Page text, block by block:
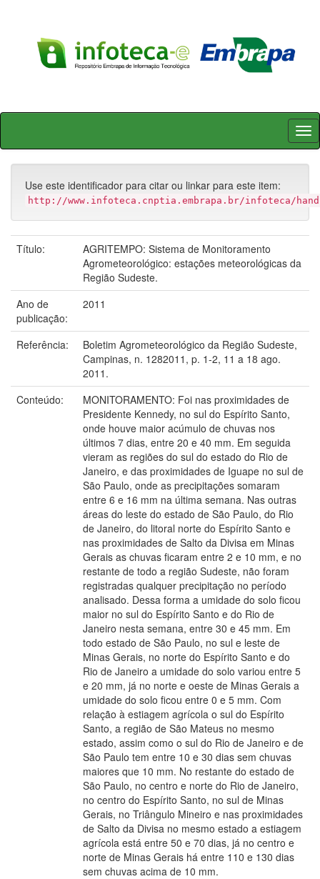
Skip
Use este identificador para citar ou linkar para este item:
http://www.infoteca.cnptia.embrapa.br/infoteca/
Título:
AGRITEMPO: Sistema de Monitoramento
Agrometeorológico: estações meteorológicas da
Região Sudeste.
Ano de
publicação:
2011
Referência:
Boletim Agrometeorológico da Região Sudeste,
Campinas, n. 1282011, p. 1-2, 11 a 18 ago.
2011.
Conteúdo:
MONITORAMENTO: Foi nas proximidades de
Presidente Kennedy, no sul do Espírito Santo,
onde houve maior acúmulo de chuvas nos
últimos 7 dias, entre 20 e 40 mm. Em seguida
vieram as regiões do sul do estado do Rio de
Janeiro, e das proximidades de Iguape no sul de
São Paulo, onde as precipitações somaram
entre 6 e 16 mm na última semana. Nas outras
áreas do leste do estado de São Paulo, do Rio
de Janeiro, do litoral norte do Espírito Santo e
nas proximidades de Salto da Divisa em Minas
Gerais as chuvas ficaram entre 2 e 10 mm, e no
restante de todo a região Sudeste, não foram
registradas qualquer precipitação no período
analisado. Dessa forma a umidade do solo ficou
maior no sul do Espírito Santo e do Rio de
Janeiro nesta semana, entre 30 e 45 mm. Em
todo estado de São Paulo, no sul e leste de
Minas Gerais, no norte do Espírito Santo e do
Rio de Janeiro a umidade do solo variou entre 5
e 20 mm, já no norte e oeste de Minas Gerais a
umidade do solo ficou entre 0 e 5 mm. Com
relação à estiagem agrícola o sul do Espírito
Santo, a região de São Mateus no mesmo
estado, assim como o sul do Rio de Janeiro e de
São Paulo tem entre 10 e 30 dias sem chuvas
maiores que 10 mm. No restante do estado de
São Paulo, no centro e norte do Rio de Janeiro,
no centro do Espírito Santo, no sul de Minas
Gerais, no Triângulo Mineiro e nas proximidades
de Salto da Divisa no mesmo estado a estiagem
agrícola está entre 50 e 70 dias, já no centro e
norte de Minas Gerais há entre 110 e 130 dias
sem chuvas acima de 10 mm.